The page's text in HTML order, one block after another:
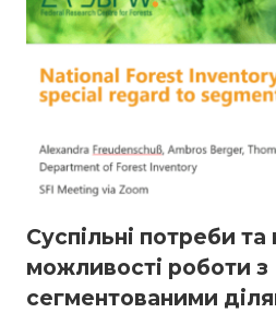
Суспільні потреби та
можливості роботи з
сегментованими